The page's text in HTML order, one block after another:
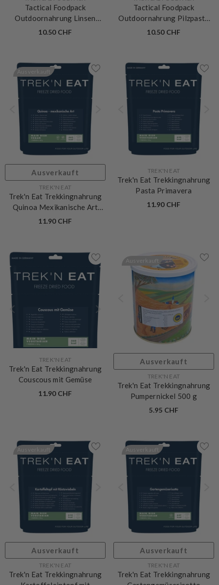
VERKÄUFERIN:TACTICAL FOODPACK
Tactical Foodpack
Outdoornahrung Linsen
Stroganoff
VERKÄUFERIN:TACTICAL FOODPACK
Tactical Foodpack
Outdoornahrung Pilzpasta
mit Spinat
Ausverkauft
Ausverkauft
VERKÄUFERIN:TREK'N EAT
Trek'n Eat Trekkingnahrung
Quinoa Mexikanische Art
Vegan
VERKÄUFERIN:TREK'N EAT
Trek'n Eat Trekkingnahrung
VERKÄUFERIN:TREK'N EAT
Trek'n Eat Trekkingnahrung
Ausverkauft
Ausverkauft
VERKÄUFERIN:TREK'N EAT
Trek'n Eat Trekkingnahrung
Pumpernickel 500 g
Ausverkauft
Ausverkauft
VERKÄUFERIN:TREK'N EAT
Trek'n Eat Trekkingnahrung
Ausverkauft
Ausverkauft
VERKÄUFERIN:TREK'N EAT
Trek'n Eat Trekkingnahrung